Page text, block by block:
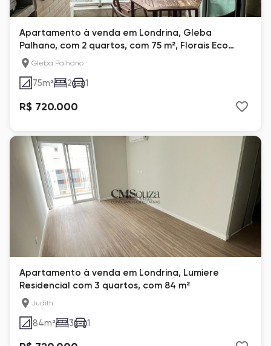
Apartamento à venda em Londrina, Gleba
Palhano, com 2 quartos, com 75 m², Florais Eco
Resort
Gleba Palhano
75m² 2 1
R$ 720.000
Apartamento à venda em Londrina, Lumiere
Residencial com 3 quartos, com 84 m²
Judith
84m² 3 1